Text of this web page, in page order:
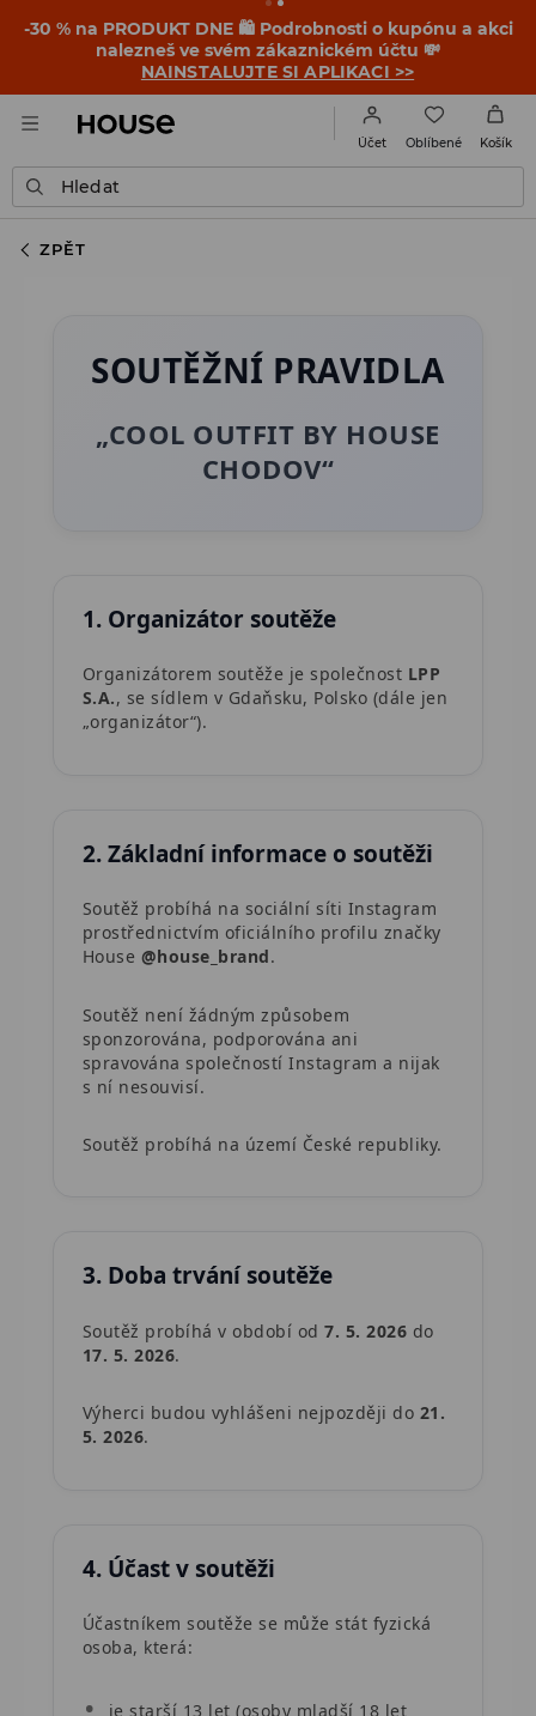
-30 % na PRODUKT DNE 🛍️ Podrobnosti o kupónu a akci
nalezneš ve svém zákaznickém účtu 💸
NAINSTALUJTE SI APLIKACI >>
Účet Oblíbené Košík
Hledat
ZPĚT
SOUTĚŽNÍ PRAVIDLA
„COOL OUTFIT BY HOUSE
CHODOV“
1. Organizátor soutěže
Organizátorem soutěže je společnost LPP
S.A., se sídlem v Gdaňsku, Polsko (dále jen
„organizátor“).
2. Základní informace o soutěži
Soutěž probíhá na sociální síti Instagram
prostřednictvím oficiálního profilu značky
House @house_brand.
Soutěž není žádným způsobem
sponzorována, podporována ani
spravována společností Instagram a nijak
s ní nesouvisí.
Soutěž probíhá na území České republiky.
3. Doba trvání soutěže
Soutěž probíhá v období od7. 5. 2026 do
17. 5. 2026.
Výherci budou vyhlášeni nejpozději do 21.
5. 2026.
4. Účast v soutěži
Účastníkem soutěže se může stát fyzická
osoba, která:
je starší 13 let (osoby mladší 18 let